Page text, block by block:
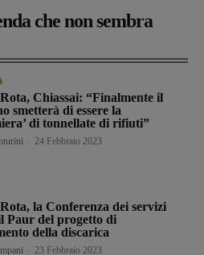
che non sembra
Chiassai: “Finalmente il
smetterà di essere la
di tonnellate di rifiuti”
24 Febbraio 2023
la Conferenza dei servizi
Paur del progetto di
della discarica
23 Febbraio 2023